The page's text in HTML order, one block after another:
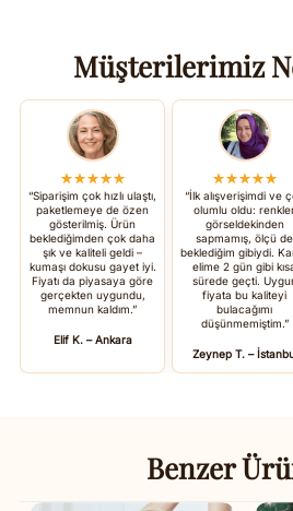
Müşterilerimiz
★★★★★
“Siparişim çok hızlı ulaştı,
paketlemeye de özen
gösterilmiş. Ürün
beklediğimden çok daha
şık ve kaliteli geldi –
kumaşı dokusu gayet iyi.
Fiyatı da piyasaya göre
gerçekten uygundu,
memnun kaldım.”
Elif K. – Ankara
★★★★★
“İlk alışverişimdi ve
olumlu oldu:
görseldekinden
sapmamış, ölçü de
beklediğim gibiydi.
elime 2 gün gibi
sürede geçti.
fiyata bu kaliteyi
bulacağımı
düşünmemiştim.”
Zeynep T. –
Benzer